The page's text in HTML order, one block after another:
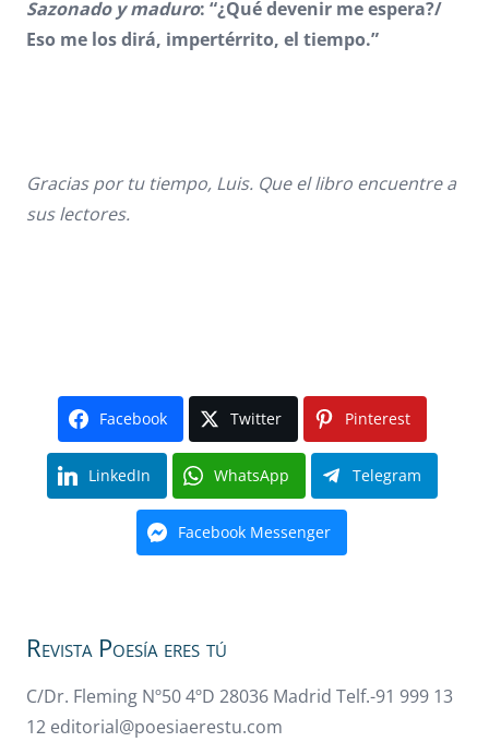
Sazonado y maduro: “¿Qué devenir me espera?/
Eso me los dirá, impertérrito, el tiempo.”
Gracias por tu tiempo, Luis. Que el libro encuentre a
sus lectores.
Facebook Twitter Pinterest
LinkedIn WhatsApp Telegram
Facebook Messenger
Revista Poesía eres tú
C/Dr. Fleming Nº50 4ºD 28036 Madrid Telf.-91 999 13
12 editorial@poesiaerestu.com